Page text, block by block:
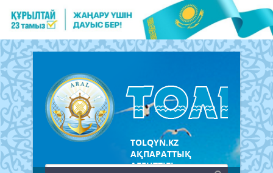
TOLQYN.KZ
АҚПАРАТТЫҚ
АГЕНТТІГІ